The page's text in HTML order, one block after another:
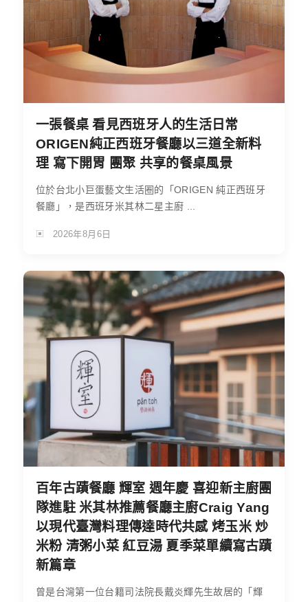
一張餐桌 看見西班牙人的生活日常
ORIGEN純正西班牙餐廳以三道全新料
理 寫下開胃 團聚 共享的餐桌風景
位於台北小巨蛋藝文生活圈的「ORIGEN 純正西班牙
餐廳」，是西班牙米其林二星主廚 ...
2026年8月6日
百年古蹟餐廳 輝室 週年慶 喜迎新主廚團
隊進駐 米其林推薦餐廳主廚Craig Yang
以現代臺灣料理傳達時代共感 烤玉米 炒
米粉 清粥小菜 紅豆湯 夏季菜單續寫古蹟
新篇章
曾是台灣第一位台籍司法院長戴炎輝先生故居的「輝